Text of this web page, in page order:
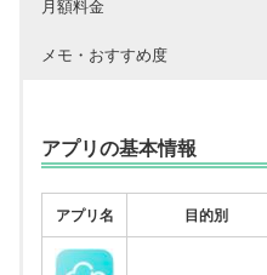
月額料金
メモ・おすすめ度
アプリの基本情報
アプリ名 目的別